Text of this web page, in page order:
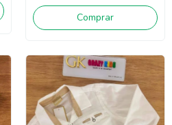
Comprar